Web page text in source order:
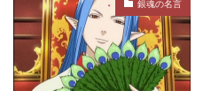
銀魂の名言